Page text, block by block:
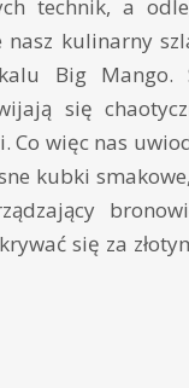
technik, a
kulinarny
Big Mango.
się
Co więc nas
kubki
się za